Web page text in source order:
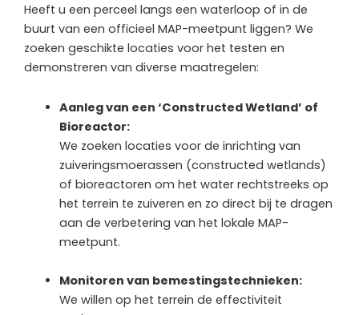
Heeft u een perceel langs een waterloop of in de
buurt van een officieel MAP-meetpunt liggen? We
zoeken geschikte locaties voor het testen en
demonstreren van diverse maatregelen:
Aanleg van een ‘Constructed Wetland’ of
Bioreactor:
We zoeken locaties voor de inrichting van
zuiveringsmoerassen (constructed wetlands)
of bioreactoren om het water rechtstreeks op
het terrein te zuiveren en zo direct bij te dragen
aan de verbetering van het lokale MAP-
meetpunt.
Monitoren van bemestingstechnieken:
We willen op het terrein de effectiviteit